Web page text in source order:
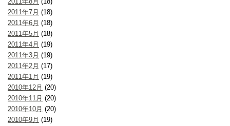
2011年7月 (18)
2011年6月 (18)
2011年5月 (18)
2011年4月 (19)
2011年3月 (19)
2011年2月 (17)
2011年1月 (19)
2010年12月 (20)
2010年11月 (20)
2010年10月 (20)
2010年9月 (19)